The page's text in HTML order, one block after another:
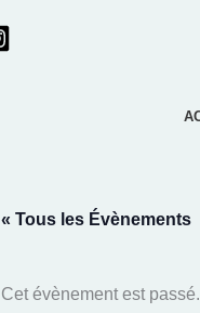
« Tous les Évènements
Cet évènement est passé.